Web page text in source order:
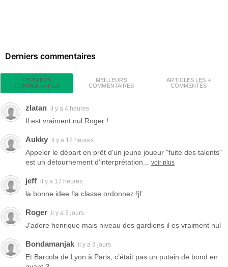
Derniers commentaires
DERNIERS
COMMENTAIRES
MEILLEURS
COMMENTAIRES
ARTICLES LES +
COMMENTÉS
zlatan il y a 4 heures
Il est vraiment nul Roger !
Aukky il y a 12 heures
Appeler le départ en prêt d'un jeune joueur "fuite des talents"
est un détournement d'interprétation...
voir plus
jeff il y a 17 heures
la bonne idee !la classe ordonnez !jf
Roger il y a 3 jours
J'adore henrique mais niveau des gardiens il es vraiment nul
Bondamanjak il y a 3 jours
Et Barcola de Lyon à Paris, c’était pas un putain de bond en